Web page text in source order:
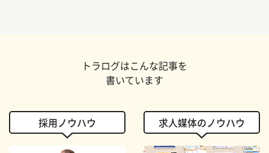
トラログはこんな記事を
書いています
採用ノウハウ 求人媒体のノウハウ